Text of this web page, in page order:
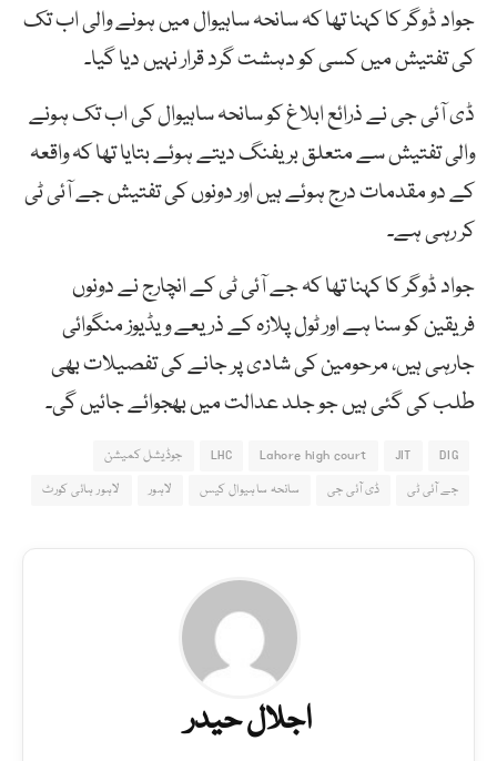
جواد ڈوگر کا کہنا تھا کہ سانحہ ساہیوال میں ہونے والی اب تک
کی تفتیش میں کسی کو دہشت گرد قرار نہیں دیا گیا۔
ڈی آئی جی نے ذرائع ابلاغ کو سانحہ ساہیوال کی اب تک ہونے
والی تفتیش سے متعلق بریفنگ دیتے ہوئے بتایا تھا کہ واقعہ
کے دو مقدمات درج ہوئے ہیں اور دونوں کی تفتیش جے آئی ٹی
کر رہی ہے۔
جواد ڈوگر کا کہنا تھا کہ جے آئی ٹی کے انچارج نے دونوں
فریقین کو سنا ہے اور ٹول پلازہ کے ذریعے ویڈیوز منگوائی
جارہی ہیں، مرحومین کی شادی پر جانے کی تفصیلات بھی
طلب کی گئی ہیں جو جلد عدالت میں بھجوائے جائیں گی۔
DIG
JIT
Lahore high court
LHC
جوڈیشل کمیشن
جے آئی ٹی
ڈی آئی جی سانحہ ساہیوال کیس لاہور لاہور ہائی کورٹ
اجلال حیدر